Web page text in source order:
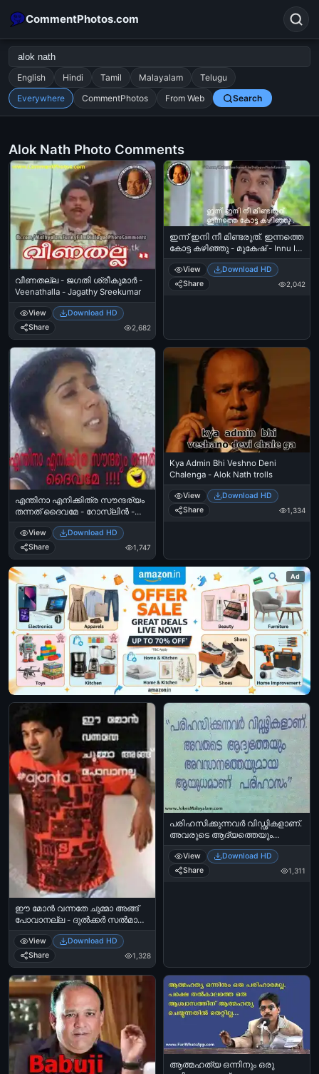
CommentPhotos.com
Search
POPULAR SEARCHES
michael jackson eating popcorn fun like
suarez
alok nath rajnikanth comedy
movie
tamil comedy
happy birthday good night
English Hindi Tamil Malayalam
Telugu
Everywhere
CommentPhotos From Web Search
Alok Nath Photo Comments
വീണതല്ല - ജഗതി ശ്രീകുമാര്‍ -
Veenathalla - Jagathy Sreekumar
View
Download HD
Share
2,682
ഇന്ന് ഇനി നീ മിണ്ടരുത്. ഇന്നത്തെ
കോട്ട കഴിഞ്ഞു - മുകേഷ് - Innu Ini
Nee Mindaruth - Innathe Quota
Kazhinju - Mukesh in To Harihar
Nagar
View
Download HD
Share
2,042
എന്തിനാ എനിക്കിത്ര സൗന്ദര്യം
തന്നത് ദൈവമേ - റോസ്‌ലിന്‍ -
Enthina Enikkithra Soundaryam
thannath Dhaivame - Roslin
View
Download HD
Share
1,747
Kya Admin Bhi Veshno Deni
Chalenga - Alok Nath trolls
View
Download HD
Share
1,334
Ad
ഈ മോന്‍ വന്നതേ ചുമ്മാ അങ്ങ്
പോവാനല്ല - ദുല്‍ക്കര്‍ സല്‍മാന്‍
- Ee mon vannathe chumma angu
povanalla - Dulkar Salman
View
Download HD
Share
1,328
പരിഹസിക്കുന്നവര്‍ വിഡ്ഢികളാണ്.
അവരുടെ ആദ്യത്തെയും
അവസാനത്തെയുമായ
ആയുധമാണ് പരിഹാസം -
Parihasikkunnavar Viddikalaanu.
Avarude Aadhyatheyum
View
Download HD
Share
1,311
ആത്മഹത്യ ഒന്നിനും ഒരു